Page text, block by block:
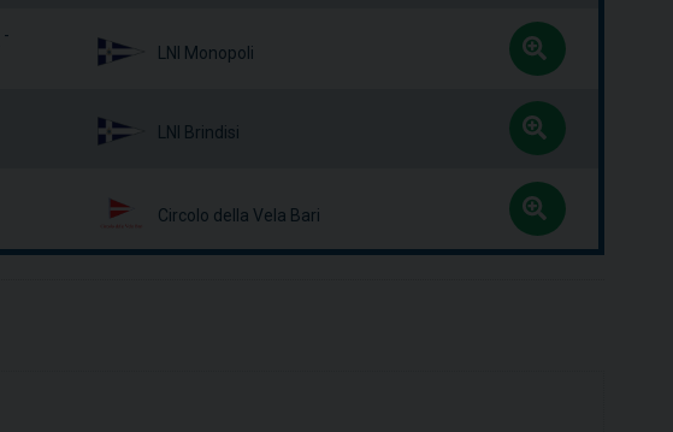
-
LNI Monopoli
LNI Brindisi
Circolo della Vela Bari